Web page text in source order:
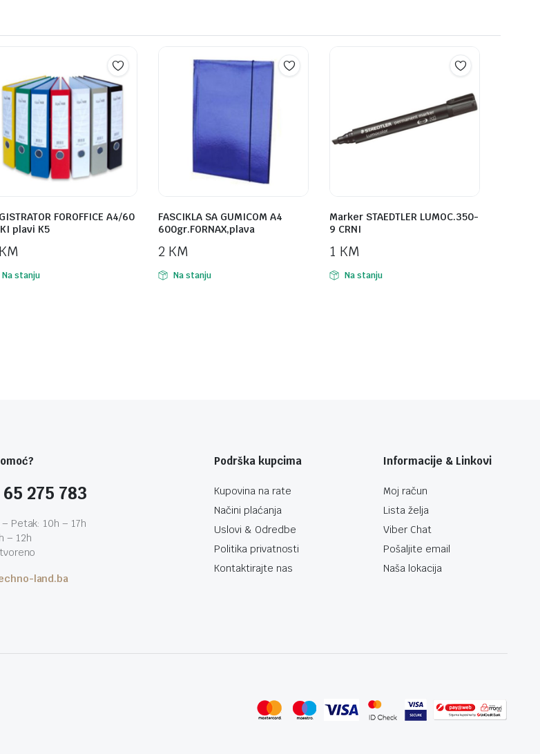
FOROFFICE A4/60
plavi K5
KM
Na stanju
FASCIKLA SA GUMICOM A4
600gr.FORNAX,plava
2 KM
Na stanju
Marker STAEDTLER LUMOC.350-
9 CRNI
1 KM
Na stanju
275 783
Petak: 10h – 17h
– 12h
land.ba
Podrška kupcima
Kupovina na rate
Načini plaćanja
Uslovi & Odredbe
Politika privatnosti
Kontaktirajte nas
Informacije & Linkovi
Moj račun
Lista želja
Viber Chat
Pošaljite email
Naša lokacija